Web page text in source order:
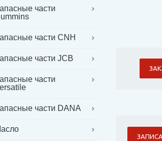
части
части CNH
части JCB
части
части DANA